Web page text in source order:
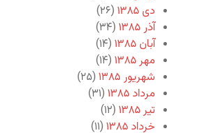
دی ۱۳۸۵
(۲۶)
آذر ۱۳۸۵
(۳۴)
آبان ۱۳۸۵
(۱۴)
مهر ۱۳۸۵
(۱۴)
شهریور ۱۳۸۵
(۲۵)
مرداد ۱۳۸۵
(۳۱)
تیر ۱۳۸۵
(۱۲)
خرداد ۱۳۸۵
(۱۱)